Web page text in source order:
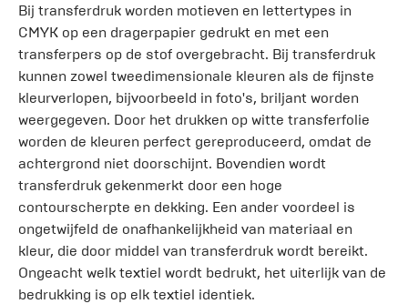
Bij transferdruk worden motieven en lettertypes in
CMYK op een dragerpapier gedrukt en met een
transferpers op de stof overgebracht. Bij transferdruk
kunnen zowel tweedimensionale kleuren als de fijnste
kleurverlopen, bijvoorbeeld in foto's, briljant worden
weergegeven. Door het drukken op witte transferfolie
worden de kleuren perfect gereproduceerd, omdat de
achtergrond niet doorschijnt. Bovendien wordt
transferdruk gekenmerkt door een hoge
contourscherpte en dekking. Een ander voordeel is
ongetwijfeld de onafhankelijkheid van materiaal en
kleur, die door middel van transferdruk wordt bereikt.
Ongeacht welk textiel wordt bedrukt, het uiterlijk van de
bedrukking is op elk textiel identiek.